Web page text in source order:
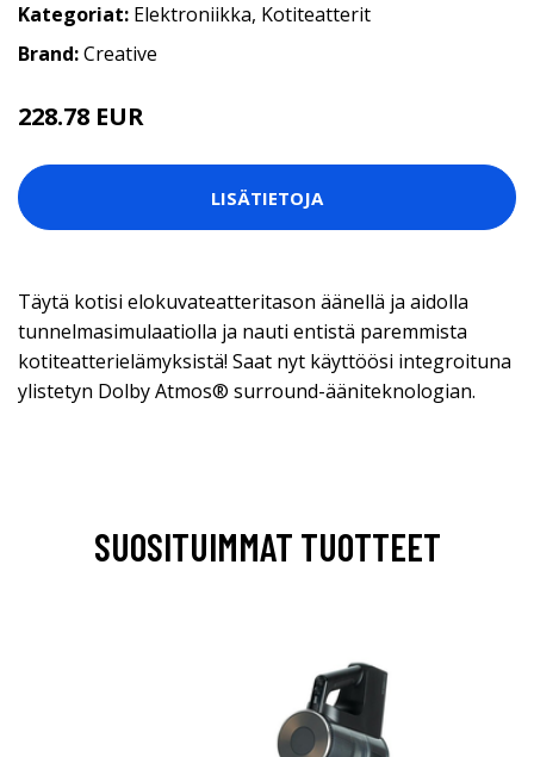
Kategoriat: Elektroniikka, Kotiteatterit
Brand:Creative
228.78 EUR
LISÄTIETOJA
Täytä kotisi elokuvateatteritason äänellä ja aidolla
tunnelmasimulaatiolla ja nauti entistä paremmista
kotiteatterielämyksistä! Saat nyt käyttöösi integroituna
ylistetyn Dolby Atmos® surround-ääniteknologian.
SUOSITUIMMAT TUOTTEET